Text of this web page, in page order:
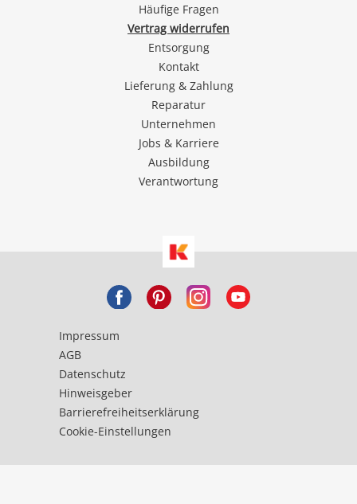
Häufige Fragen
Vertrag widerrufen
Entsorgung
Kontakt
Lieferung & Zahlung
Reparatur
Unternehmen
Jobs & Karriere
Ausbildung
Verantwortung
Impressum
AGB
Datenschutz
Hinweisgeber
Barrierefreiheitserklärung
Cookie-Einstellungen